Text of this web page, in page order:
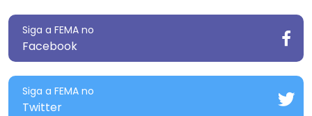
Siga a FEMA no
Facebook
Siga a FEMA no
Twitter